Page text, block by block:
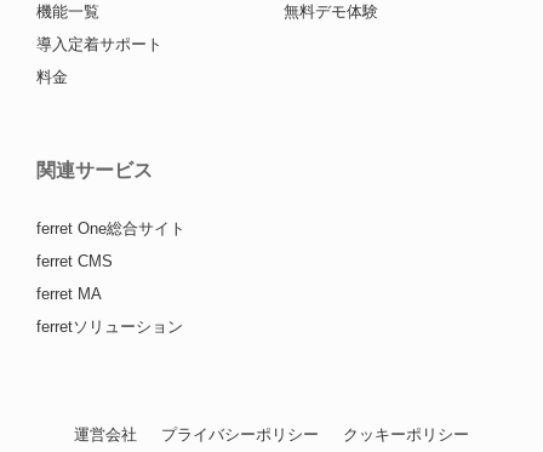
機能一覧
導入定着サポート
料金
無料デモ体験
関連サービス
ferret One総合サイト
ferret CMS
ferret MA
ferretソリューション
運営会社 プライバシーポリシー クッキーポリシー